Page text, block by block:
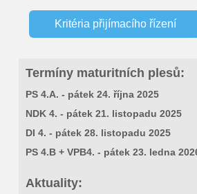
Conference WOOD STRUCTURES
Nabídka zaměstnání
Výstavba vzdělávacího střediska
Oslavy 160. výročí založení školy
Robodig
Kritéria přijímacího řízení
Termíny maturitních plesů:
PS 4.A. - pátek 24. října 2025
NDK 4. - pátek 21. listopadu 2025
DI 4. - pátek 28. listopadu 2025
PS 4.B + VPB4. - pátek 23. ledna
Aktuality: